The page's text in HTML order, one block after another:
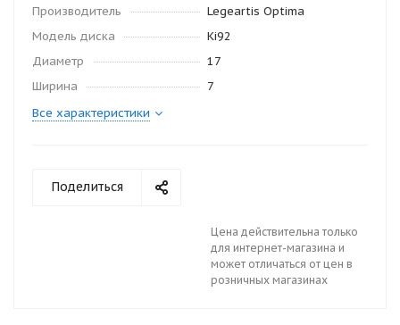
Производитель
Legeartis Optima
Модель диска
Ki92
Диаметр
17
Ширина
7
Все характеристики
Поделиться
Цена действительна только
для интернет-магазина и
может отличаться от цен в
розничных магазинах